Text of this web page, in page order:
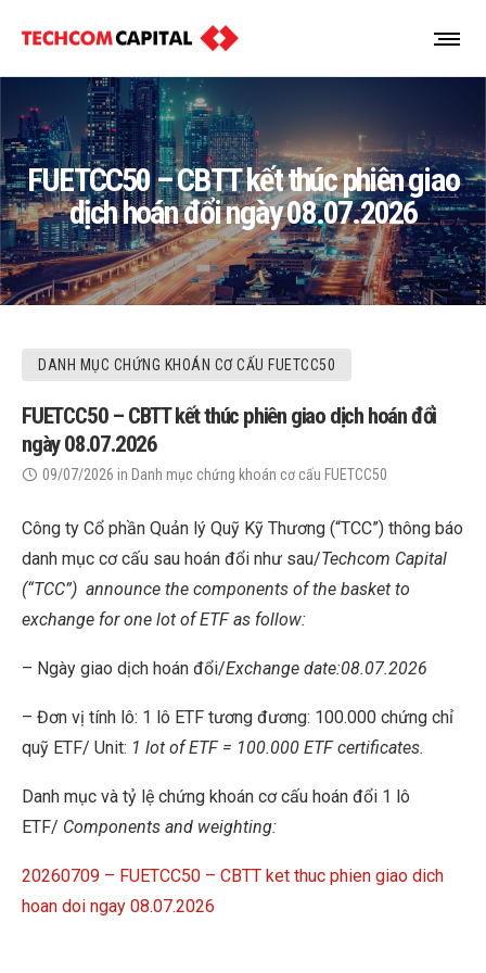
FUETCC50 – CBTT kết thúc phiên giao
dịch hoán đổi ngày 08.07.2026
DANH MỤC CHỨNG KHOÁN CƠ CẤU FUETCC50
FUETCC50 – CBTT kết thúc phiên giao dịch hoán đổi
ngày 08.07.2026
09/07/2026 in Danh mục chứng khoán cơ cấu FUETCC50
Công ty Cổ phần Quản lý Quỹ Kỹ Thương (“TCC”) thông báo
danh mục cơ cấu sau hoán đổi như sau/Techcom Capital
(“TCC”) announce the components of the basket to
exchange for one lot of ETF as follow:
– Ngày giao dịch hoán đổi/Exchange date:08.07.2026
– Đơn vị tính lô: 1 lô ETF tương đương: 100.000 chứng chỉ
quỹ ETF/ Unit: 1 lot of ETF = 100.000 ETF certificates.
Danh mục và tỷ lệ chứng khoán cơ cấu hoán đổi 1 lô
ETF/ Components and weighting:
20260709 – FUETCC50 – CBTT ket thuc phien giao dich
hoan doi ngay 08.07.2026